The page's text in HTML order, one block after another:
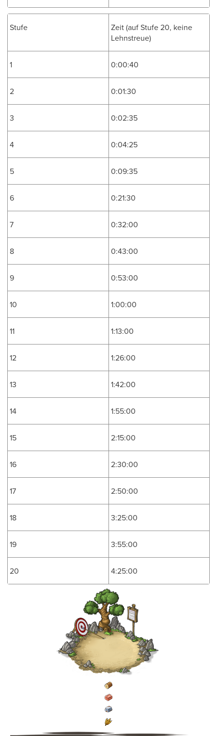
Stufe
Zeit (auf Stufe 20, keine
Lehnstreue)
1 0:00:40
2 0:01:30
3 0:02:35
4 0:04:25
5 0:09:35
6 0:21:30
7 0:32:00
8 0:43:00
9 0:53:00
10 1:00:00
11 1:13:00
12 1:26:00
13 1:42:00
14 1:55:00
15 2:15:00
16 2:30:00
17 2:50:00
18 3:25:00
19 3:55:00
20 4:25:00